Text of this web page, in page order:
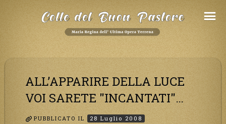
ALL’APPARIRE DELLA LUCE
VOI SARETE "INCANTATI"…
PUBBLICATO IL 28 Luglio 2008